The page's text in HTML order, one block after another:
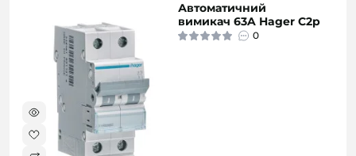
Автоматичний
вимикач 63A Hager C2p
0